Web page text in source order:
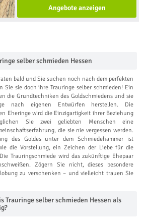
Angebote anzeigen
selber schmieden Hessen
bald und Sie suchen noch nach dem perfekten
Sie sie doch ihre Trauringe selber schmieden! Ein
die Grundtechniken des Goldschmiedens und sie
nach eigenen Entwürfen herstellen. Die
Eheringe wird die Einzigartigkeit ihrer Beziehung
Sie zwei geliebten Menschen eine
die sie nie vergessen werden.
des Goldes unter dem Schmiedehammer ist
die Vorstellung, ein Zeichen der Liebe für die
Trauringschmiede wird das zukünftige Ehepaar
Zögern Sie nicht, dieses besondere
zu verschenken – und vielleicht trauen Sie
Trauringe selber schmieden Hessen als